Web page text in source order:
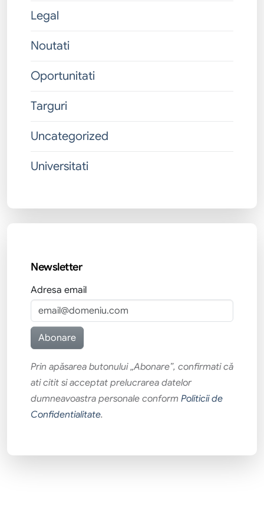
Legal
Noutati
Oportunitati
Targuri
Uncategorized
Universitati
Newsletter
Adresa email
Prin apăsarea butonului „Abonare”, confirmati că
ati citit si acceptat prelucrarea datelor
dumneavoastra personale conform Politicii de
Confidentialitate.